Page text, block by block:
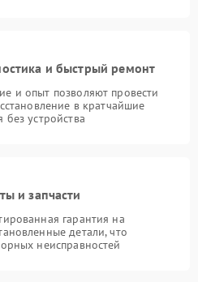
и быстрый ремонт
и опыт позволяют провести
в кратчайшие
устройства
и запчасти
гарантия на
детали, что
неисправностей